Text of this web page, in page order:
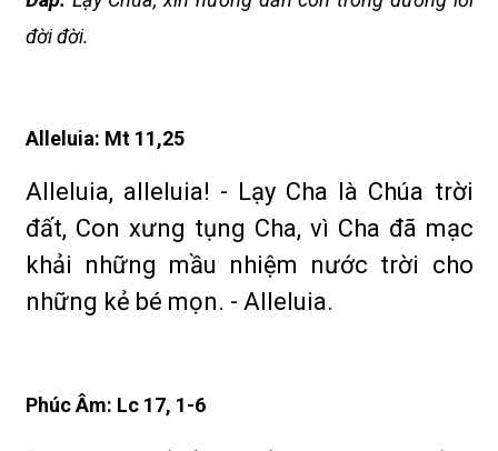
đời đời.
Alleluia: Mt 11,25
Alleluia, alleluia! - Lạy Cha là Chúa trời
đất, Con xưng tụng Cha, vì Cha đã mạc
khải những mầu nhiệm nước trời cho
những kẻ bé mọn. - Alleluia.
Phúc Âm: Lc 17, 1-6